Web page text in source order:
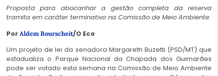
Proposta para abocanhar a gestão completa da reserva
tramita em caráter terminativo na Comissão de Meio Ambiente.
PorAldem Bourscheit/O Eco
Um projeto de lei da senadora Margareth Buzetti (PSD/MT) que
estadualiza o Parque Nacional da Chapada dos Guimarães
pode ser votado esta semana na Comissão de Meio Ambiente